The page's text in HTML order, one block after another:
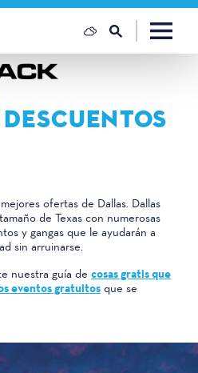
ofertas de Dallas. Dallas
de Texas con numerosas
y gangas que le ayudarán a
sin arruinarse.
nuestra guía de cosas gratis que
eventos gratuitos que se